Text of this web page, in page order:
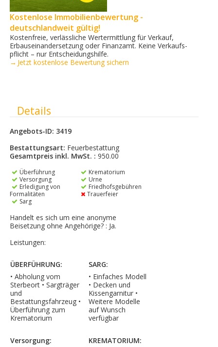
Kostenlose Immobilienbewertung -
deutschlandweit gültig!
Kostenfreie, verlässliche Wertermittlung für Verkauf,
Erbauseinandersetzung oder Finanzamt. Keine Verkaufs­
pflicht – nur Entscheidungshilfe.
→ Jetzt kostenlose Bewertung sichern
Ausblenden
Details
Angebots-ID: 3419
Bestattungsart: Feuerbestattung
Gesamtpreis inkl. MwSt. : 950.00
Überführung
Versorgung
Erledigung von
Formalitäten
Sarg
Krematorium
Urne
Friedhofsgebühren
Trauerfeier
Handelt es sich um eine anonyme
Beisetzung ohne Angehörige? : Ja.
Leistungen:
ÜBERFÜHRUNG:
SARG:
• Abholung vom
Sterbeort • Sargträger
und
Bestattungsfahrzeug •
Überführung zum
Krematorium
• Einfaches Modell
• Decken und
Kissengarnitur •
Weitere Modelle
auf Wunsch
verfügbar
Versorgung:
KREMATORIUM: